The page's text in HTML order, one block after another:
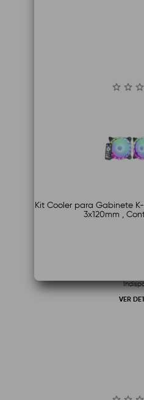
Kit Cooler para Gabinete K-MEX AA-BDK1 ,
3x120mm ,
VER